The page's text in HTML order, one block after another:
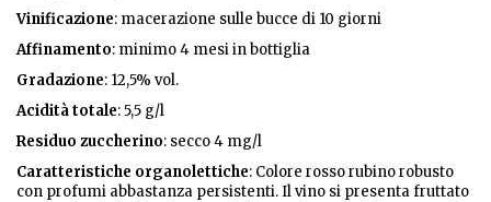
Vinificazione: macerazione sulle bucce di 10 giorni
Affinamento: minimo 4 mesi in bottiglia
Gradazione: 12,5% vol.
Acidità totale: 5,5 g/l
Residuo zuccherino: secco 4 mg/l
Caratteristiche organolettiche: Colore rosso rubino robusto
con profumi abbastanza persistenti. Il vino si presenta fruttato